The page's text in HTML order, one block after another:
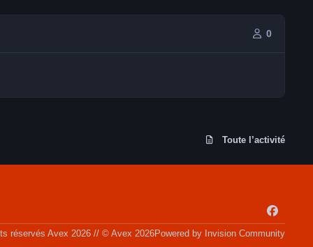
0
Toute l’activité
a
c
réservés Avex 2026 // © Avex 2026Powered by Invision Community